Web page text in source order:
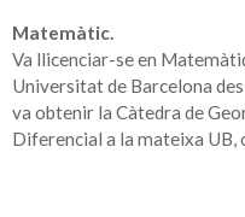
Matemàtic.
Va llicenciar-se en
Universitat de Barcelona
va obtenir la Càtedra de
Diferencial a la mateixa UB,